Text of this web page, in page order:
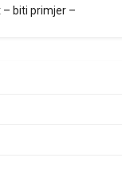
– biti primjer –